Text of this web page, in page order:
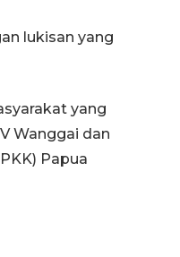
lukisan yang
yang
Wanggai dan
Papua